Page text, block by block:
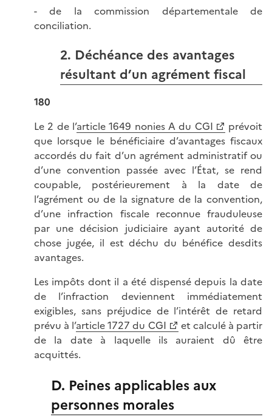
- de la commission départementale de
conciliation.
2. Déchéance des avantages
résultant d’un agrément fiscal
180
Le 2 de l’article 1649 nonies A du CGI
prévoit
que lorsque le bénéficiaire d’avantages fiscaux
accordés du fait d’un agrément administratif ou
d’une convention passée avec l’État, se rend
coupable, postérieurement à la date de
l’agrément ou de la signature de la convention,
d’une infraction fiscale reconnue frauduleuse
par une décision judiciaire ayant autorité de
chose jugée, il est déchu du bénéfice desdits
avantages.
Les impôts dont il a été dispensé depuis la date
de l’infraction deviennent immédiatement
exigibles, sans préjudice de l’intérêt de retard
prévu à l’article 1727 du CGI
et calculé à partir
de la date à laquelle ils auraient dû être
acquittés.
D. Peines applicables aux
personnes morales